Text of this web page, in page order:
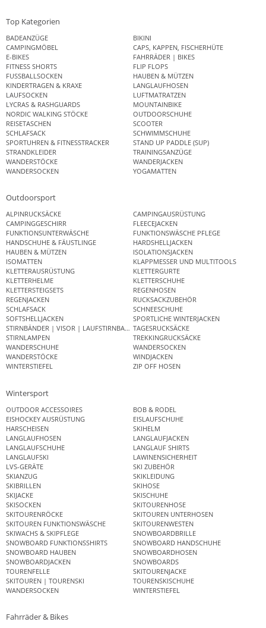
Top Kategorien
BADEANZÜGE
BIKINI
CAMPINGMÖBEL
CAPS, KAPPEN, FISCHERHÜTE
E-BIKES
FAHRRÄDER | BIKES
FITNESS SHORTS
FLIP FLOPS
FUSSBALLSOCKEN
HAUBEN & MÜTZEN
KINDERTRAGEN & KRAXE
LANGLAUFHOSEN
LAUFSOCKEN
LUFTMATRATZEN
LYCRAS & RASHGUARDS
MOUNTAINBIKE
NORDIC WALKING STÖCKE
OUTDOORSCHUHE
REISETASCHEN
SCOOTER
SCHLAFSACK
SCHWIMMSCHUHE
SPORTUHREN & FITNESSTRACKER
STAND UP PADDLE (SUP)
STRANDKLEIDER
TRAININGSANZÜGE
WANDERSTÖCKE
WANDERJACKEN
WANDERSOCKEN
YOGAMATTEN
Outdoorsport
ALPINRUCKSÄCKE
CAMPINGAUSRÜSTUNG
CAMPINGGESCHIRR
FLEECEJACKEN
FUNKTIONSUNTERWÄSCHE
FUNKTIONSWÄSCHE PFLEGE
HANDSCHUHE & FÄUSTLINGE
HARDSHELLJACKEN
HAUBEN & MÜTZEN
ISOLATIONSJACKEN
ISOMATTEN
KLAPPMESSER UND MULTITOOLS
KLETTERAUSRÜSTUNG
KLETTERGURTE
KLETTERHELME
KLETTERSCHUHE
KLETTERSTEIGSETS
REGENHOSEN
REGENJACKEN
RUCKSACKZUBEHÖR
SCHLAFSACK
SCHNEESCHUHE
SOFTSHELLJACKEN
SPORTLICHE WINTERJACKEN
STIRNBÄNDER | VISOR | LAUFSTIRNBANDTAGESRUCKSÄCKE
STIRNLAMPEN
TREKKINGRUCKSÄCKE
WANDERSCHUHE
WANDERSOCKEN
WANDERSTÖCKE
WINDJACKEN
WINTERSTIEFEL
ZIP OFF HOSEN
Wintersport
OUTDOOR ACCESSOIRES
BOB & RODEL
EISHOCKEY AUSRÜSTUNG
EISLAUFSCHUHE
HARSCHEISEN
SKIHELM
LANGLAUFHOSEN
LANGLAUFJACKEN
LANGLAUFSCHUHE
LANGLAUF SHIRTS
LANGLAUFSKI
LAWINENSICHERHEIT
LVS-GERÄTE
SKI ZUBEHÖR
SKIANZUG
SKIKLEIDUNG
SKIBRILLEN
SKIHOSE
SKIJACKE
SKISCHUHE
SKISOCKEN
SKITOURENHOSE
SKITOURENRÖCKE
SKITOUREN UNTERHOSEN
SKITOUREN FUNKTIONSWÄSCHE
SKITOURENWESTEN
SKIWACHS & SKIPFLEGE
SNOWBOARDBRILLE
SNOWBOARD FUNKTIONSSHIRTS
SNOWBOARD HANDSCHUHE
SNOWBOARD HAUBEN
SNOWBOARDHOSEN
SNOWBOARDJACKEN
SNOWBOARDS
TOURENFELLE
SKITOURENJACKE
SKITOUREN | TOURENSKI
TOURENSKISCHUHE
WANDERSOCKEN
WINTERSTIEFEL
Fahrräder & Bikes